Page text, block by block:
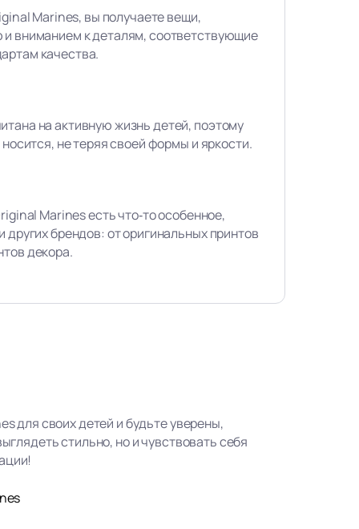
Marines, вы получаете вещи,
вниманием к деталям, соответствующие
качества.
на активную жизнь детей, поэтому
не теряя своей формы и яркости.
Marines есть что‑то особенное,
других брендов: от оригинальных принтов
декора.
для своих детей и будьте уверены,
стильно, но и чувствовать себя